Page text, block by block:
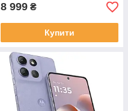
8 999 ₴
Купити